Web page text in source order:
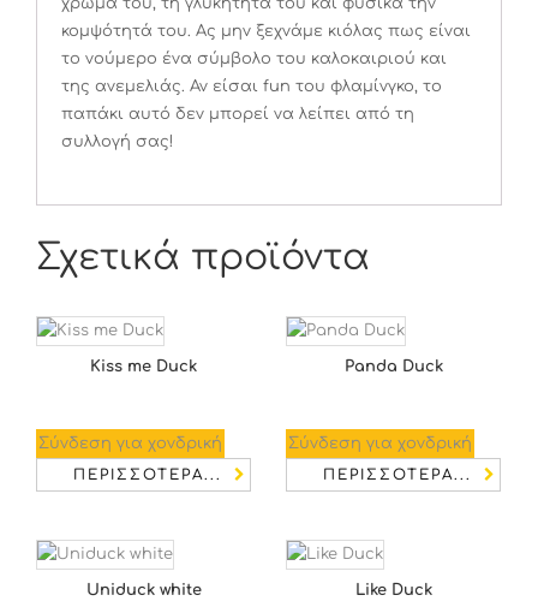
χρώμα του, τη γλυκήτητά του και φυσικά την
κομψότητά του. Ας μην ξεχνάμε κιόλας πως είναι
το νούμερο ένα σύμβολο του καλοκαιριού και
της ανεμελιάς. Αν είσαι fun του φλαμίνγκο, το
παπάκι αυτό δεν μπορεί να λείπει από τη
συλλογή σας!
Σχετικά προϊόντα
Kiss me Duck
Σύνδεση για χονδρική
ΠΕΡΙΣΣΌΤΕΡΑ...
Panda Duck
Σύνδεση για χονδρική
ΠΕΡΙΣΣΌΤΕΡΑ...
Uniduck white Like Duck